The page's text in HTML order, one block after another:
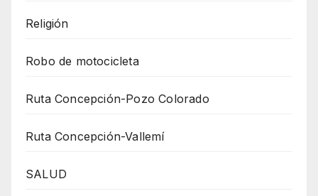
Religión
Robo de motocicleta
Ruta Concepción-Pozo Colorado
Ruta Concepción-Vallemí
SALUD